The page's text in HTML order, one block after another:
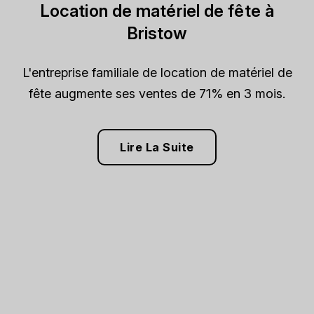
Location de matériel de fête à
Bristow
L'entreprise familiale de location de matériel de
fête augmente ses ventes de 71% en 3 mois.
Lire La Suite